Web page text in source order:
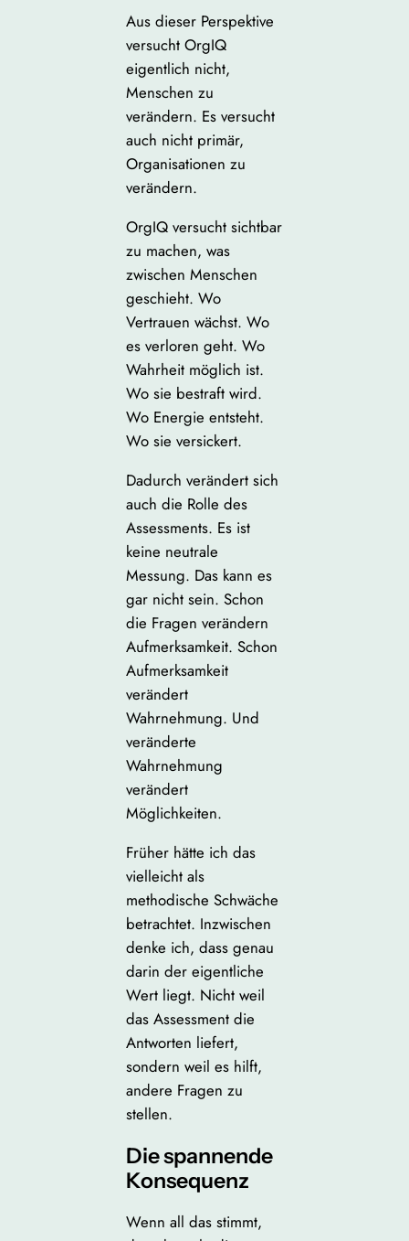
Aus dieser Perspektive
versucht OrgIQ
eigentlich nicht,
Menschen zu
verändern. Es versucht
auch nicht primär,
Organisationen zu
verändern.
OrgIQ versucht sichtbar
zu machen, was
zwischen Menschen
geschieht. Wo
Vertrauen wächst. Wo
es verloren geht. Wo
Wahrheit möglich ist.
Wo sie bestraft wird.
Wo Energie entsteht.
Wo sie versickert.
Dadurch verändert sich
auch die Rolle des
Assessments. Es ist
keine neutrale
Messung. Das kann es
gar nicht sein. Schon
die Fragen verändern
Aufmerksamkeit. Schon
Aufmerksamkeit
verändert
Wahrnehmung. Und
veränderte
Wahrnehmung
verändert
Möglichkeiten.
Früher hätte ich das
vielleicht als
methodische Schwäche
betrachtet. Inzwischen
denke ich, dass genau
darin der eigentliche
Wert liegt. Nicht weil
das Assessment die
Antworten liefert,
sondern weil es hilft,
andere Fragen zu
stellen.
Die spannende
Konsequenz
Wenn all das stimmt,